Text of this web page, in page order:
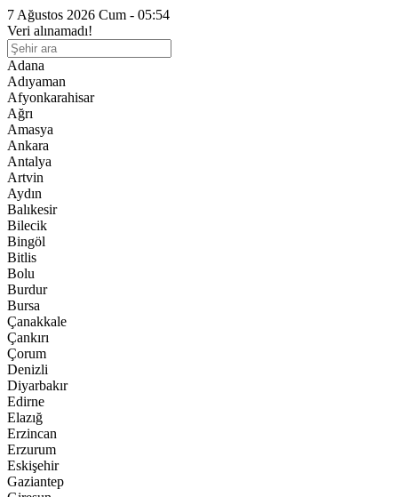
7 Ağustos 2026 Cum - 05:54
Veri alınamadı!
Adana
Adıyaman
Afyonkarahisar
Ağrı
Amasya
Ankara
Antalya
Artvin
Aydın
Balıkesir
Bilecik
Bingöl
Bitlis
Bolu
Burdur
Bursa
Çanakkale
Çankırı
Çorum
Denizli
Diyarbakır
Edirne
Elazığ
Erzincan
Erzurum
Eskişehir
Gaziantep